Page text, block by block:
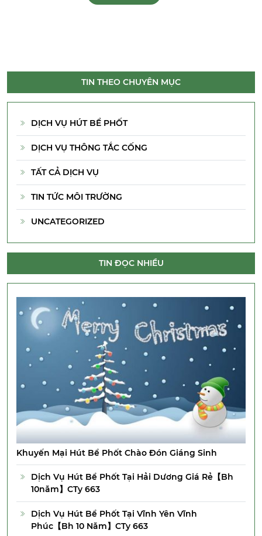
TIN THEO CHUYÊN MỤC
DỊCH VỤ HÚT BỂ PHỐT
DỊCH VỤ THÔNG TẮC CỐNG
TẤT CẢ DỊCH VỤ
TIN TỨC MÔI TRƯỜNG
UNCATEGORIZED
TIN ĐỌC NHIỀU
Khuyến Mại Hút Bể Phốt Chào Đón Giáng Sinh
Dịch Vụ Hút Bể Phốt Tại Hải Dương Giá Rẻ【Bh
10năm】CTy 663
Dịch Vụ Hút Bể Phốt Tại Vĩnh Yên Vĩnh
Phúc【Bh 10 Năm】CTy 663